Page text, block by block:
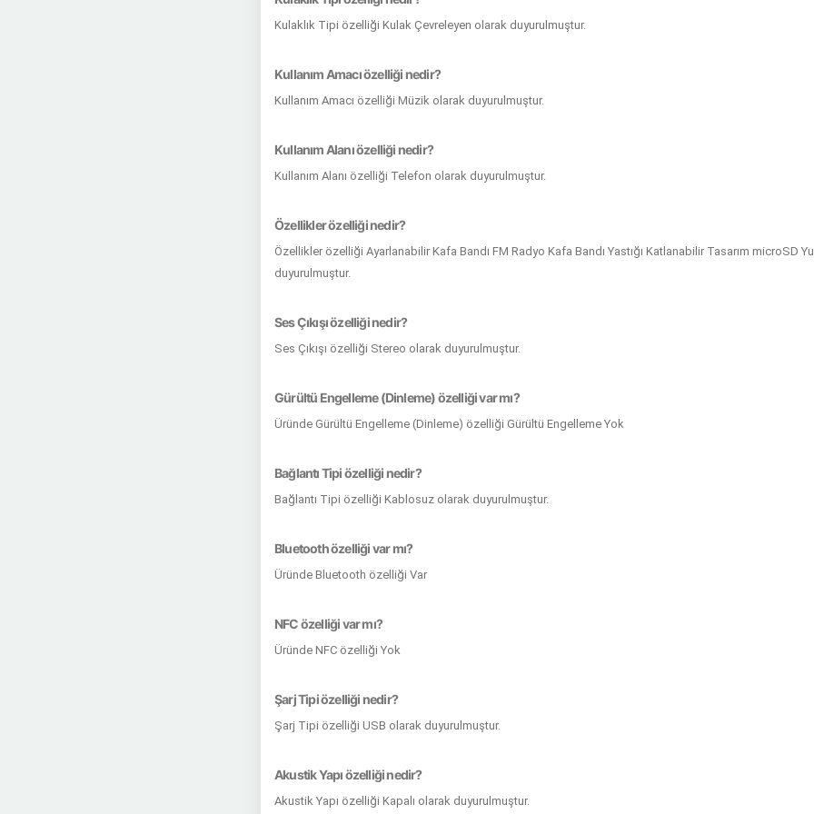
Kulaklık Tipi özelliği Kulak Çevreleyen olarak duyurulmuştur.
Kullanım Amacı özelliği nedir?
Kullanım Amacı özelliği Müzik olarak duyurulmuştur.
Kullanım Alanı özelliği nedir?
Kullanım Alanı özelliği Telefon olarak duyurulmuştur.
Özellikler özelliği nedir?
Özellikler özelliği Ayarlanabilir Kafa Bandı FM Radyo Kafa Bandı Yastığı Katlanabilir Tasarım microSD
duyurulmuştur.
Ses Çıkışı özelliği nedir?
Ses Çıkışı özelliği Stereo olarak duyurulmuştur.
Gürültü Engelleme (Dinleme) özelliği var mı?
Üründe Gürültü Engelleme (Dinleme) özelliği Gürültü Engelleme Yok
Bağlantı Tipi özelliği nedir?
Bağlantı Tipi özelliği Kablosuz olarak duyurulmuştur.
Bluetooth özelliği var mı?
Üründe Bluetooth özelliği Var
NFC özelliği var mı?
Üründe NFC özelliği Yok
Şarj Tipi özelliği nedir?
Şarj Tipi özelliği USB olarak duyurulmuştur.
Akustik Yapı özelliği nedir?
Akustik Yapı özelliği Kapalı olarak duyurulmuştur.